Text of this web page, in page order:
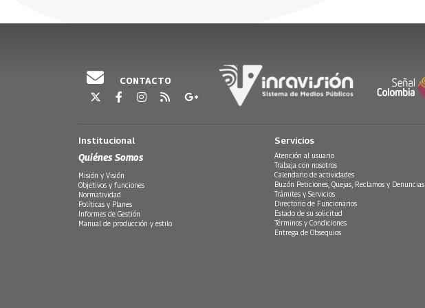
CONTACTO
Institucional
Quiénes Somos
Misión y Visión
Objetivos y funciones
Normatividad
Políticas y Planes
Informes de Gestión
Manual de producción y estilo
Servicios
Atención al usuario
Trabaja con nosotros
Calendario de actividades
Buzón Peticiones, Quejas, Reclamos y Denuncias
Trámites y Servicios
Directorio de Funcionarios
Estado de su solicitud
Términos y Condiciones
Entrega de Obsequios